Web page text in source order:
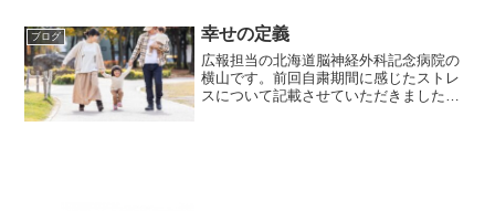
当院では初めての肩書きで働かせていた
だくことが決まりまし...
ブログ 幸せの定義
広報担当の北海道脳神経外科記念病院の
横山です。前回自粛期間に感じたストレ
スについて記載させていただきました